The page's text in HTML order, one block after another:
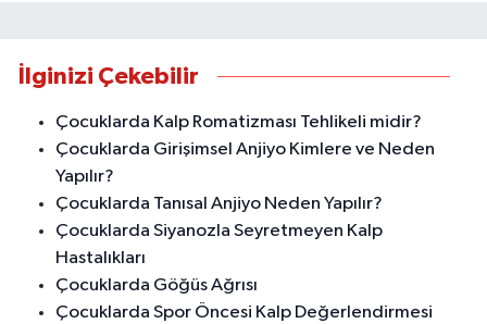
İlginizi Çekebilir
Çocuklarda Kalp Romatizması Tehlikeli midir?
Çocuklarda Girişimsel Anjiyo Kimlere ve Neden
Yapılır?
Çocuklarda Tanısal Anjiyo Neden Yapılır?
Çocuklarda Siyanozla Seyretmeyen Kalp
Hastalıkları
Çocuklarda Göğüs Ağrısı
Çocuklarda Spor Öncesi Kalp Değerlendirmesi